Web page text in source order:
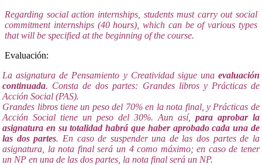
Regarding social action internships, students must carry out social
commitment internships (40 hours), which can be of various types
that will be specified at the beginning of the course.
Evaluación:
La asignatura de Pensamiento y Creatividad sigue una evaluación
continuada. Consta de dos partes: Grandes libros y Prácticas de
Acción Social (PAS).
Grandes libros tiene un peso del 70% en la nota final, y Prácticas de
Acción Social tiene un peso del 30%. Aun así, para aprobar la
asignatura en su totalidad habrá que haber aprobado cada una de
las dos partes. En caso de suspender una de las dos partes de la
asignatura, la nota final será un 4 como máximo; en caso de tener
un NP en una de las dos partes, la nota final será un NP.